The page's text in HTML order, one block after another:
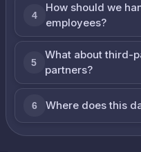
4
How should we
employees?
5
What about third-
partners?
6 Where does this